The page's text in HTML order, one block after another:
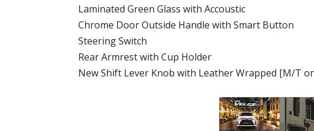
Laminated Green Glass with Accoustic
Chrome Door Outside Handle with Smart Button
Steering Switch
Rear Armrest with Cup Holder
New Shift Lever Knob with Leather Wrapped [M/T